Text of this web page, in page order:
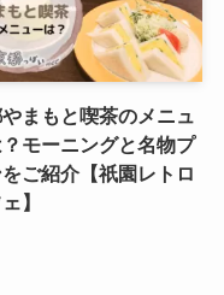
まもと喫茶のメニュ
モーニングと名物プ
をご紹介【祇園レトロ
】